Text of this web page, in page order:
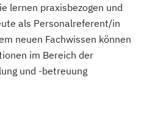
lernen praxisbezogen und
als Personalreferent/in
neuen Fachwissen können
im Bereich der
und -betreuung